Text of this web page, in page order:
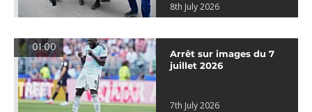
8th July 2026
01:00
Arrêt sur images du 7
juillet 2026
7th July 2026